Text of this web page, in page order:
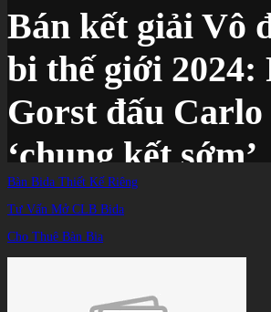
Bán kết giải Vô
bi thế giới 2024:
Gorst đấu
‘chung kết sớm’
TIN TỨC /
Bàn Bida Thiết Kế Riêng
Tư Vấn Mở CLB Bida
Cho Thuê Bàn Bia